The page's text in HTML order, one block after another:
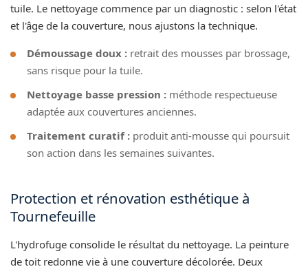
tuile. Le nettoyage commence par un diagnostic : selon l'état
et l'âge de la couverture, nous ajustons la technique.
Démoussage doux : retrait des mousses par brossage,
sans risque pour la tuile.
Nettoyage basse pression : méthode respectueuse
adaptée aux couvertures anciennes.
Traitement curatif : produit anti-mousse qui poursuit
son action dans les semaines suivantes.
Protection et rénovation esthétique à
Tournefeuille
L'hydrofuge consolide le résultat du nettoyage. La peinture
de toit redonne vie à une couverture décolorée. Deux